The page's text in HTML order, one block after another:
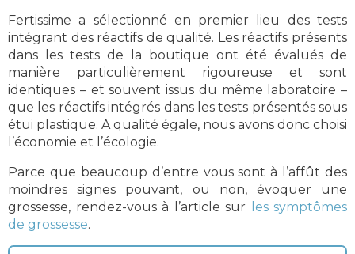
Fertissime a sélectionné en premier lieu des tests
intégrant des réactifs de qualité. Les réactifs présents
dans les tests de la boutique ont été évalués de
manière particulièrement rigoureuse et sont
identiques – et souvent issus du même laboratoire –
que les réactifs intégrés dans les tests présentés sous
étui plastique. A qualité égale, nous avons donc choisi
l’économie et l’écologie.
Parce que beaucoup d’entre vous sont à l’affût des
moindres signes pouvant, ou non, évoquer une
grossesse, rendez-vous à l’article sur
les symptômes
de grossesse.